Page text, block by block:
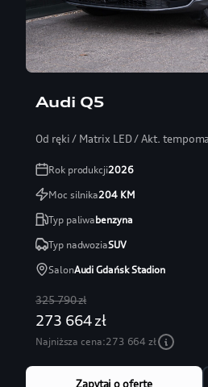
Audi Q5
Od ręki / Matrix LED / Akt.
Rok produkcji2026
Moc silnika204KM
Typ paliwabenzyna
Typ nadwoziaSUV
SalonAudi Gdańsk Stadion
325 790 zł
273 664 zł
Najniższa cena:273 664 zł
Zapytaj o ofertę